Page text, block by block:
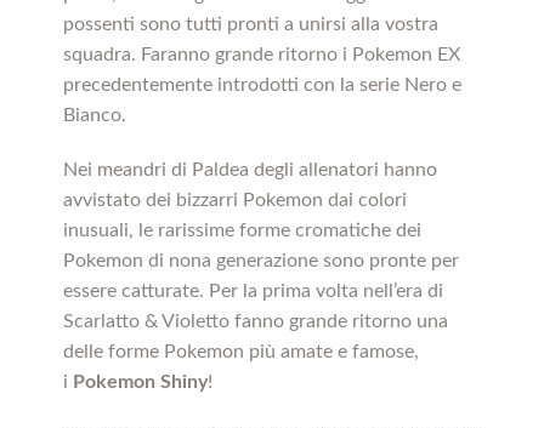
possenti sono tutti pronti a unirsi alla vostra
squadra. Faranno grande ritorno i Pokemon EX
precedentemente introdotti con la serie Nero e
Bianco.
Nei meandri di Paldea degli allenatori hanno
avvistato dei bizzarri Pokemon dai colori
inusuali, le rarissime forme cromatiche dei
Pokemon di nona generazione sono pronte per
essere catturate. Per la prima volta nell’era di
Scarlatto & Violetto fanno grande ritorno una
delle forme Pokemon più amate e famose,
i Pokemon Shiny!